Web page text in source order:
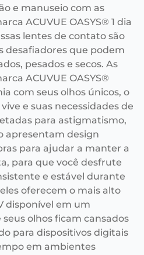
e manuseio com as
ACUVUE OASYS® 1 dia
lentes de contato são
desafiadores que podem
pesados e secos. As
ACUVUE OASYS®
com seus olhos únicos, o
e suas necessidades de
para astigmatismo,
apresentam design
para ajudar a manter a
para que você desfrute
e estável durante
oferecem o mais alto
disponível em um
seus olhos ficam cansados
para dispositivos digitais
em ambientes